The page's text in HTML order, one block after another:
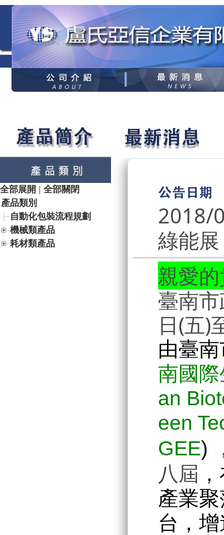
全部展開
全部關閉
產品類別
自動化包裝流程規劃
機械類產品
耗材類產品
2018/
綠能展
親愛
臺南
日(五)
由臺
南國
an
een
GEE)
八屆
產業
台，